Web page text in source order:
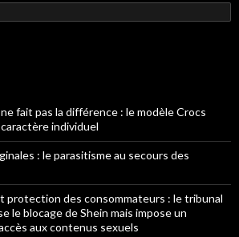
fait pas la différence : le modèle Crocs
individuel
: le parasitisme au secours des
protection des consommateurs : le tribunal
le blocage de Shein mais impose un
aux contenus sexuels